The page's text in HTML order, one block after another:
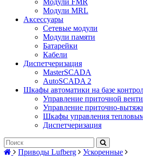
Модули FMR
Модули MRL
Аксеcсуары
Сетевые модули
Модули памяти
Батарейки
Кабели
Диспетчеризация
MasterSCADA
AutoSCADA 2
Шкафы автоматики на базе
Управление приточной
Управление приточно-
Шкафы управления
Диспетчеризация
Приводы Lufberg Ускоренные